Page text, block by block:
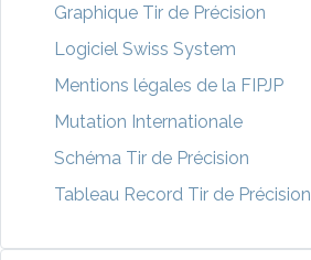
Graphique Tir de Précision
Logiciel Swiss System
Mentions légales de la FIPJP
Mutation Internationale
Schéma Tir de Précision
Tableau Record Tir de Précision